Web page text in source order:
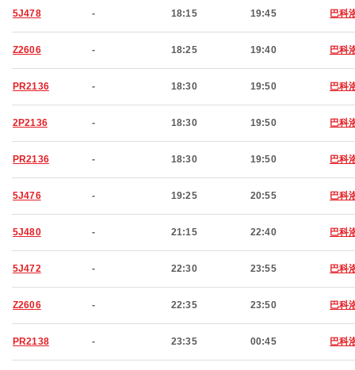
5J478 - 18:15 19:45 巴科
Z2606 - 18:25 19:40 巴科
PR2136 - 18:30 19:50 巴科
2P2136 - 18:30 19:50 巴科
PR2136 - 18:30 19:50 巴科
5J476 - 19:25 20:55 巴科
5J480 - 21:15 22:40 巴科
5J472 - 22:30 23:55 巴科
Z2606 - 22:35 23:50 巴科
PR2138 - 23:35 00:45 巴科